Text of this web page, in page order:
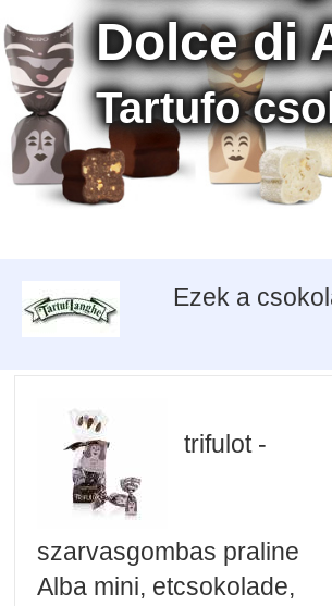
Dolce di
Tartufo
Ezek a
trifulot -
szarvasgombas praline
Alba mini, etcsokolade,